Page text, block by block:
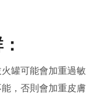
罐可能會加重過敏
，否則會加重皮膚